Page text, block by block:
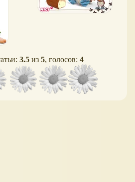
3.5 из 5, голосов: 4